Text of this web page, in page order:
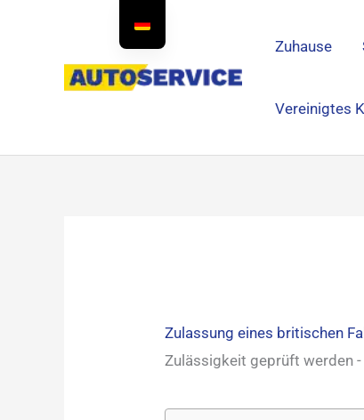
Zuhause
Vereinigtes
Zulassung eines britischen
Zulässigkeit geprüft werden